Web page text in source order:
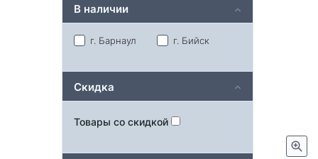
В наличии
г. Барнаул г. Бийск
Скидка
Товары со скидкой